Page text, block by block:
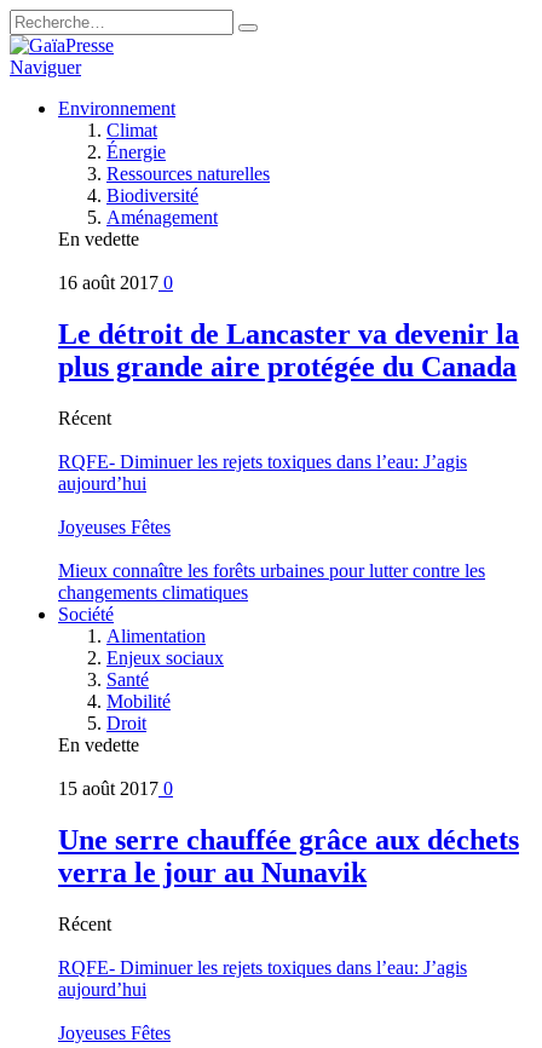
Naviguer
Environnement
Climat
Énergie
Ressources naturelles
Biodiversité
Aménagement
En vedette
16 août 2017 0
Le détroit de Lancaster va devenir la
plus grande aire protégée du Canada
Récent
RQFE- Diminuer les rejets toxiques dans l’eau: J’agis
aujourd’hui
Joyeuses Fêtes
Mieux connaître les forêts urbaines pour lutter contre les
changements climatiques
Société
Alimentation
Enjeux sociaux
Santé
Mobilité
Droit
En vedette
15 août 2017 0
Une serre chauffée grâce aux déchets
verra le jour au Nunavik
Récent
RQFE- Diminuer les rejets toxiques dans l’eau: J’agis
aujourd’hui
Joyeuses Fêtes